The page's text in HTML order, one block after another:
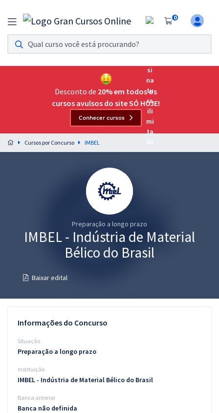
0
Assinatura Ilimitada 11
Acesso a todos os cursos. Teste grátis por 7 dias!
Assinatura OAB Até Passar
Acesso ilimitado a toda preparação para o Exame da
Preparação completa e intensiva para as principais
residências em saúde do Brasil
Questões grátis
Conteúdo gratuito
Aprovados
Atendimento
Desconto de 20% em todos os
cursos avulsos do site SÓ HOJE!
Conhecer cursos
Cursos por Concurso IMBEL
Preparação a longo prazo
IMBEL - Indústria de Material
Bélico do Brasil
Baixar edital
Informações do Concurso
Situação
Preparação a longo prazo
Instituição
IMBEL - Indústria de Material Bélico do Brasil
Banca anterior
Banca não definida